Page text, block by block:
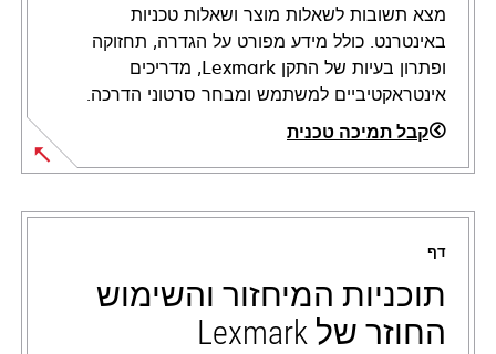
מצא תשובות לשאלות מוצר ושאלות טכניות
באינטרנט. כולל מידע מפורט על הגדרה, תחזוקה
ופתרון בעיות של התקן Lexmark, מדריכים
אינטראקטיביים למשתמש ומבחר סרטוני הדרכה.
קבל תמיכה טכנית
opens
in
new
tab
דף
תוכניות המיחזור והשימוש
החוזר של Lexmark